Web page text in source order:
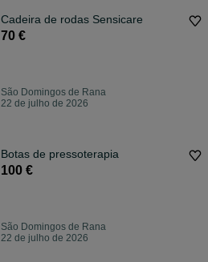
Cadeira de rodas Sensicare
70 €
São Domingos de Rana
22 de julho de 2026
Botas de pressoterapia
100 €
São Domingos de Rana
22 de julho de 2026